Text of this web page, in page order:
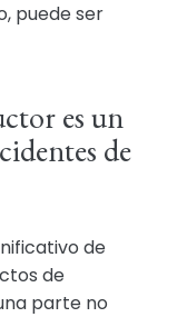
puede ser
es un
de
de
de
parte no